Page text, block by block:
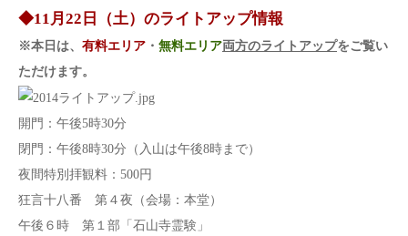
◆11月22日（土）のライトアップ情報
※本日は、 有料エリア ・ 無料エリア両方のライトアップをご覧い
ただけます。
開門：午後5時30分
閉門：午後8時30分（入山は午後8時まで）
夜間特別拝観料：500円
狂言十八番 第４夜（会場：本堂）
午後６時 第１部「石山寺霊験」